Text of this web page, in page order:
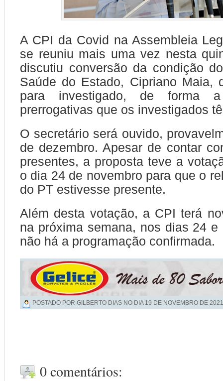
A CPI da Covid na Assembleia
se reuniu mais uma vez nesta
discutiu conversão da condição
Saúde do Estado, Cipriano Maia,
para investigado, de forma
prerrogativas que os investigados
O secretário será ouvido,
de dezembro. Apesar de contar
presentes, a proposta teve a
o dia 24 de novembro para que o
do PT estivesse presente.
Além desta votação, a CPI terá
na próxima semana, nos dias 24
não há a programação confirmada.
POSTADO POR GILBERTO DIAS NO DIA 19 DE NOVEMBRO DE 2021
0 comentários: